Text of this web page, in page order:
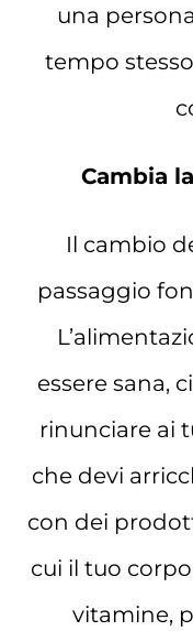
una
tempo
Cambia
Il cambio
passaggio
essere sana,
rinunciare ai
che devi
con dei
cui il tuo
vitamine,